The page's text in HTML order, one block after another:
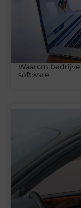
Waarom
software